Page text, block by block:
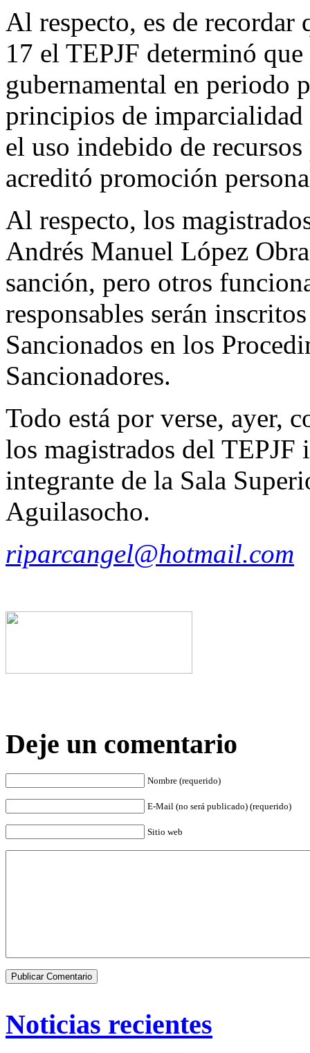
Al respecto, es de recordar
17 el TEPJF determinó
gubernamental en periodo
principios de
el uso indebido de
acreditó promoción
Al respecto, los
Andrés Manuel López
sanción, pero otros
responsables serán
Sancionados en los
Sancionadores.
Todo está por verse, ayer,
los magistrados del TEPJF
integrante de la Sala
Aguilasocho.
riparcangel@hotmail.com
Deje un comentario
Nombre (requerido)
E-Mail (no será publicado) (requerido)
Sitio web
Noticias recientes